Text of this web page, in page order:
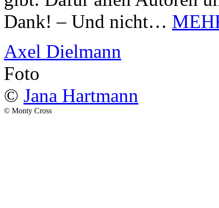
Dank! – Und nicht…
Axel Dielmann
Foto
© Jana Hartmann
© Monty Cross